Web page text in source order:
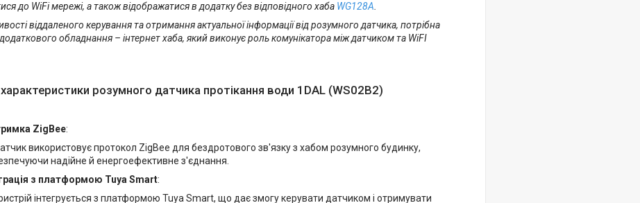
до WiFi мережі, а також відображатися в додатку без відповідного хаба WG128A.
віддаленого керування та отримання актуальної інформації від розумного датчика, потрібна
обладнання – інтернет хаба, який виконує роль комунікатора між датчиком та WiFI
розумного датчика протікання води 1DAL (WS02B2)
ZigBee:
використовує протокол ZigBee для бездротового зв'язку з хабом розумного будинку,
надійне й енергоефективне з'єднання.
з платформою Tuya Smart:
інтегрується з платформою Tuya Smart, що дає змогу керувати датчиком і отримувати